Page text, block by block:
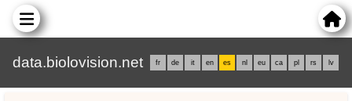
data.biolovision.net fr de it en es nl eu ca pl rs lv